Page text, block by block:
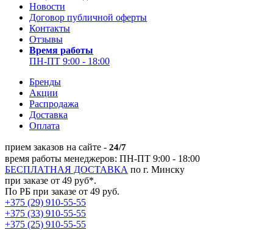
Новости
Договор публичной оферты
Контакты
Отзывы
Время работы
ПН-ПТ 9:00 - 18:00
Бренды
Акции
Распродажа
Доставка
Оплата
прием заказов на сайте - 24/7
время работы менеджеров: ПН-ПТ 9:00 - 18:00
БЕСПЛАТНАЯ ДОСТАВКА по г. Минску
при заказе от 49 руб*.
По РБ при заказе от 49 руб.
+375 (29) 910-55-55
+375 (33) 910-55-55
+375 (25) 910-55-55